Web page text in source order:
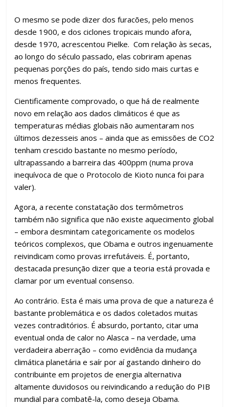
O mesmo se pode dizer dos furacões, pelo menos
desde 1900, e dos ciclones tropicais mundo afora,
desde 1970, acrescentou Pielke. Com relação às secas,
ao longo do século passado, elas cobriram apenas
pequenas porções do país, tendo sido mais curtas e
menos frequentes.
Cientificamente comprovado, o que há de realmente
novo em relação aos dados climáticos é que as
temperaturas médias globais não aumentaram nos
últimos dezesseis anos – ainda que as emissões de CO2
tenham crescido bastante no mesmo período,
ultrapassando a barreira das 400ppm (numa prova
inequívoca de que o Protocolo de Kioto nunca foi para
valer).
Agora, a recente constatação dos termômetros
também não significa que não existe aquecimento global
– embora desmintam categoricamente os modelos
teóricos complexos, que Obama e outros ingenuamente
reivindicam como provas irrefutáveis. É, portanto,
destacada presunção dizer que a teoria está provada e
clamar por um eventual consenso.
Ao contrário. Esta é mais uma prova de que a natureza é
bastante problemática e os dados coletados muitas
vezes contraditórios. É absurdo, portanto, citar uma
eventual onda de calor no Alasca – na verdade, uma
verdadeira aberração – como evidência da mudança
climática planetária e saír por aí gastando dinheiro do
contribuinte em projetos de energia alternativa
altamente duvidosos ou reivindicando a redução do PIB
mundial para combatê-la, como deseja Obama.